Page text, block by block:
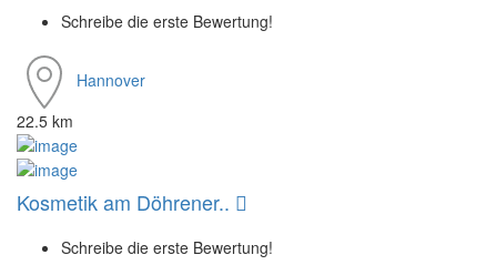
Schreibe die erste Bewertung!
Hannover
22.5 km
Kosmetik am Döhrener..
Schreibe die erste Bewertung!